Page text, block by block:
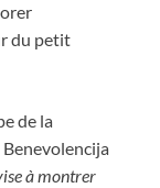
du petit
de la
à montrer